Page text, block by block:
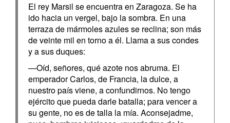
El rey Marsil se encuentra en Zaragoza. Se ha
ido hacia un vergel, bajo la sombra. En una
terraza de mármoles azules se reclina; son más
de veinte mil en torno a él. Llama a sus condes
y a sus duques:
—Oíd, señores, qué azote nos abruma. El
emperador Carlos, de Francia, la dulce, a
nuestro país viene, a confundirnos. No tengo
ejército que pueda darle batalla; para vencer a
su gente, no es de talla la mía. Aconsejadme,